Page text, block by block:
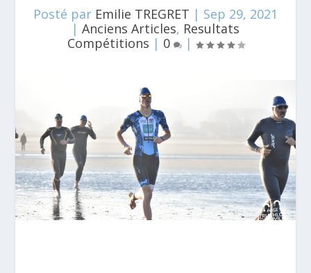
Posté par Emilie TREGRET | Sep 29, 2021
| Anciens Articles, Resultats
Compétitions | 0 |